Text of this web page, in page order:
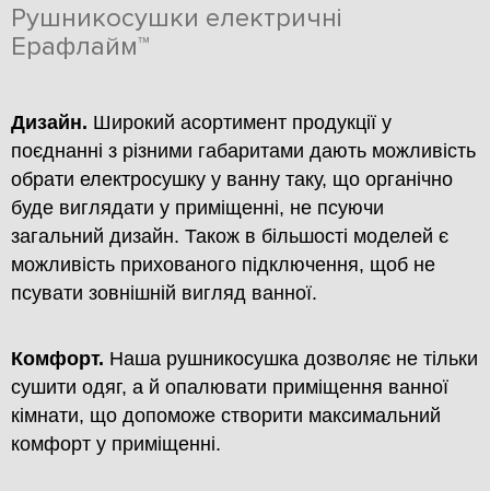
Рушникосушки електричні
Ерафлайм™
Дизайн. Широкий асортимент продукції у
поєднанні з різними габаритами дають можливість
обрати електросушку у ванну таку, що органічно
буде виглядати у приміщенні, не псуючи
загальний дизайн. Також в більшості моделей є
можливість прихованого підключення, щоб не
псувати зовнішній вигляд ванної.
Комфорт. Наша рушникосушка дозволяє не тільки
сушити одяг, а й опалювати приміщення ванної
кімнати, що допоможе створити максимальний
комфорт у приміщенні.